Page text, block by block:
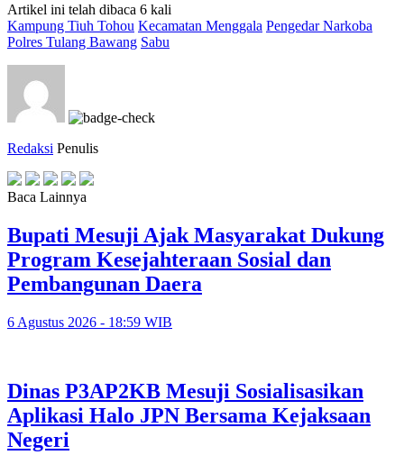
Artikel ini telah dibaca 6 kali
Kampung Tiuh Tohou Kecamatan Menggala Pengedar Narkoba
Polres Tulang Bawang Sabu
Redaksi Penulis
Baca Lainnya
Bupati Mesuji Ajak Masyarakat Dukung
Program Kesejahteraan Sosial dan
Pembangunan Daera
6 Agustus 2026 - 18:59 WIB
Dinas P3AP2KB Mesuji Sosialisasikan
Aplikasi Halo JPN Bersama Kejaksaan
Negeri